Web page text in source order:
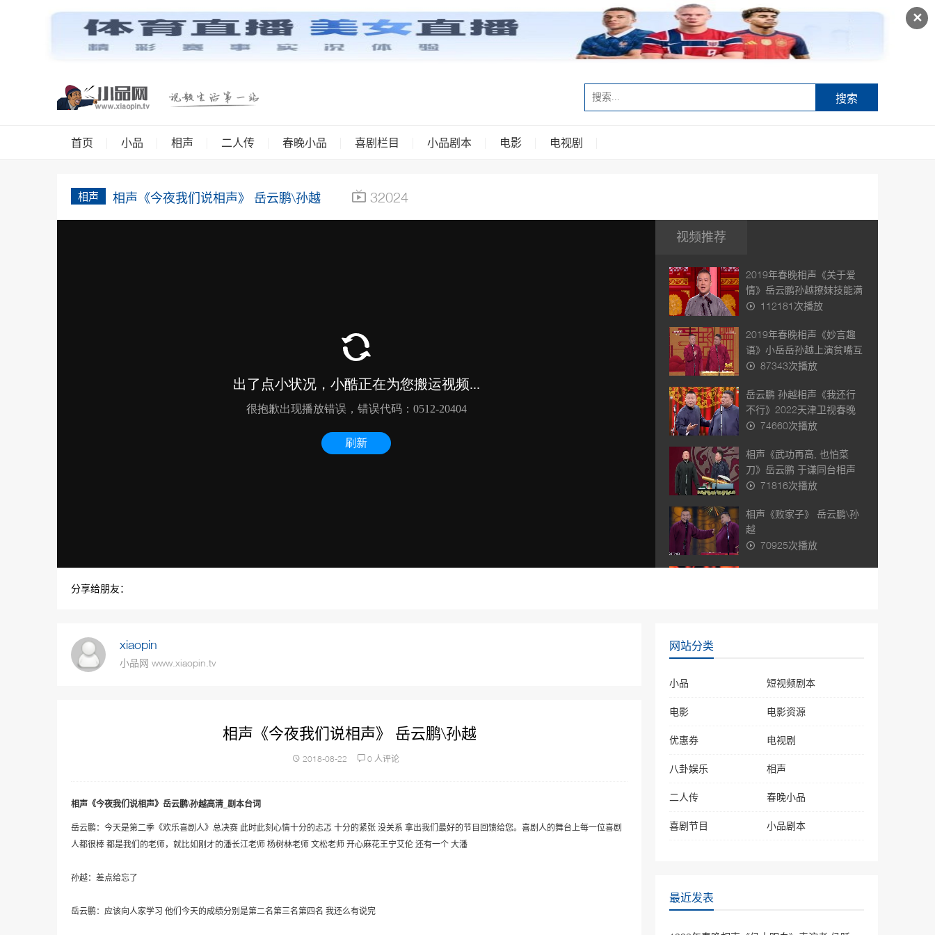
✕
搜索
首页 小品 相声 二人传 春晚小品 喜剧栏目 小品剧本 电影 电视剧
相声 相声《今夜我们说相声》 岳云鹏\孙越 32024
视频推荐
2019年春晚相声《关于爱
情》岳云鹏孙越撩妹技能满
点，112181次播放
2019年春晚相声《妙言趣
语》小岳岳孙越上演贫嘴互
怼趣解汉字逗乐全场
87343次播放
岳云鹏 孙越相声《我还行
不行》2022天津卫视春晚
74660次播放
相声《武功再高, 也怕菜
刀》岳云鹏 于谦同台相声
太逗了71816次播放
相声《败家子》 岳云鹏\孙
越
70925次播放
子》上台就互撕，真的太逗
孙越助阵, 小岳岳化身文学
《年三十的歌》2022春晚
分享给朋友：
xiaopin
小品网 www.xiaopin.tv
相声《今夜我们说相声》 岳云鹏\孙越
2018-08-22 0 人评论
相声《今夜我们说相声》岳云鹏\孙越高清_剧本台词
岳云鹏：今天是第二季《欢乐喜剧人》总决赛 此时此刻心情十分的忐忑 十分的紧张 没关系 拿出我们最好的节目回馈给您。喜剧人的舞台上每一位喜剧
人都很棒 都是我们的老师，就比如刚才的潘长江老师 杨树林老师 文松老师 开心麻花王宁艾伦 还有一个 大潘
孙越：差点给忘了
岳云鹏：应该向人家学习 他们今天的成绩分别是第二名第三名第四名 我还么有说完
网站分类
小品 短视频剧本
电影 电影资源
优惠券 电视剧
八卦娱乐 相声
二人传 春晚小品
喜剧节目 小品剧本
最近发表